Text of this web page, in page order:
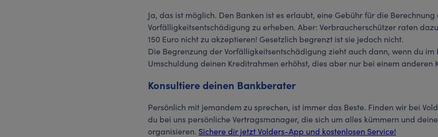
Ja, das ist möglich. Den Banken ist es erlaubt, eine Gebühr für die Berechnung
Vorfälligkeitsentschädigung zu erheben. Aber: Verbraucherschützer raten
150 Euro nicht zu akzeptieren! Gesetzlich begrenzt ist sie jedoch nicht.
Die Begrenzung der Vorfälligkeitsentschädigung zieht auch dann, wenn du im
Umschuldung deinen Kreditrahmen erhöhst, dies aber nur bei einem anderen
Konsultiere deinen Bankberater
Persönlich mit jemandem zu sprechen, ist immer das Beste. Finden wir bei
du bei uns persönliche Vertragsmanager, die sich um alles kümmern und
organisieren. Sichere dir jetzt Volders-App und kostenlosen Service!